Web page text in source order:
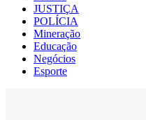
JUSTIÇA
POLÍCIA
Mineração
Educação
Negócios
Esporte